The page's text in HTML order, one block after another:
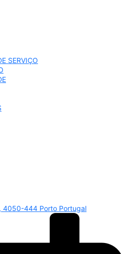
SERVIÇO
4050-444 Porto Portugal